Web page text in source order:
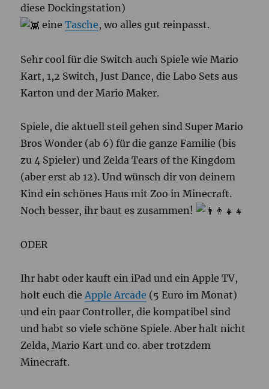
diese Dockingstation)
eineTasche, wo alles gut reinpasst.
Sehr cool für die Switch auch Spiele wie Mario
Kart, 1,2 Switch, Just Dance, die Labo Sets aus
Karton und der Mario Maker.
Spiele, die aktuell steil gehen sind Super Mario
Bros Wonder (ab 6) für die ganze Familie (bis
zu 4 Spieler) und Zelda Tears of the Kingdom
(aber erst ab 12). Und wünsch dir von deinem
Kind ein schönes Haus mit Zoo in Minecraft.
Noch besser, ihr baut es zusammen!
ODER
Ihr habt oder kauft ein iPad und ein Apple TV,
holt euch dieApple Arcade (5 Euro im Monat)
und ein paar Controller, die kompatibel sind
und habt so viele schöne Spiele. Aber halt nicht
Zelda, Mario Kart und co. aber trotzdem
Minecraft.